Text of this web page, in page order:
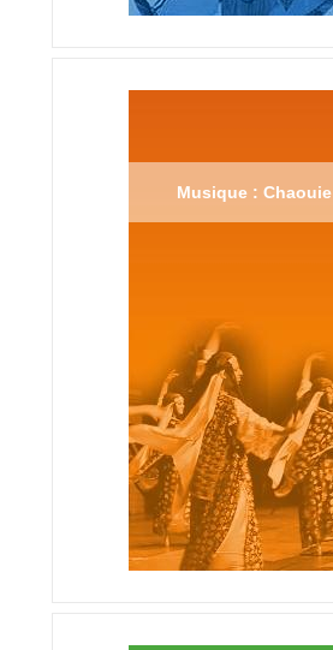
Musique : Chaouie